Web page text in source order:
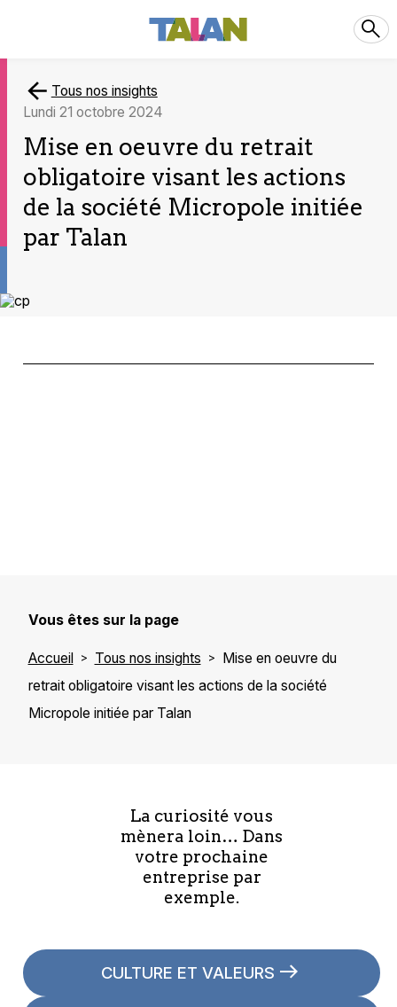
Tous nos insights
lundi 21 octobre 2024
Mise en oeuvre du retrait
obligatoire visant les actions
de la société Micropole initiée
par Talan
Vous êtes sur la page
Accueil Tous nos insights
Mise en oeuvre du
retrait obligatoire visant les actions de la société
Micropole initiée par Talan
La curiosité vous
mènera loin… Dans
votre prochaine
entreprise par
exemple.
CULTURE ET VALEURS